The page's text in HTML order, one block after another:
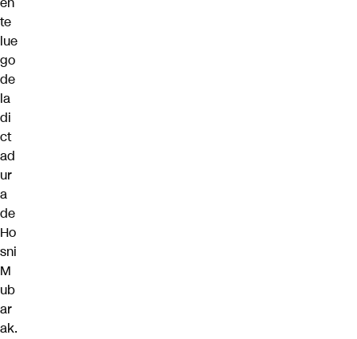
te
lue
go
de
la
di
ct
ad
ur
a
de
Ho
sni
M
ub
ar
ak.